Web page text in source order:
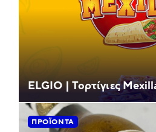
ELGIO | Τορτίγιες
ΠΡΟΪΌΝΤΑ